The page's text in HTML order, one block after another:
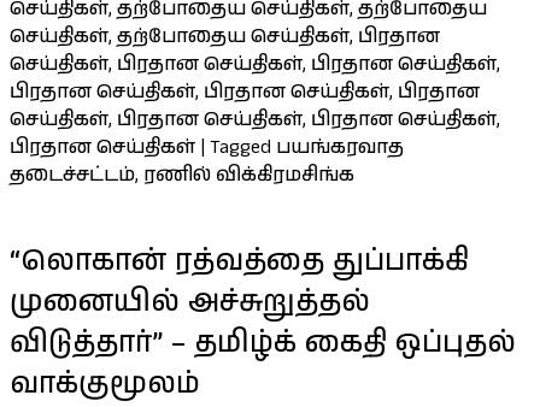
செய்திகள், தற்போதைய செய்திகள், தற்போதைய
செய்திகள், தற்போதைய செய்திகள், பிரதான
செய்திகள், பிரதான செய்திகள், பிரதான செய்திகள்,
பிரதான செய்திகள், பிரதான செய்திகள், பிரதான
செய்திகள், பிரதான செய்திகள், பிரதான செய்திகள்,
பிரதான செய்திகள் | Tagged பயங்கரவாத
தடைச்சட்டம், ரணில் விக்கிரமசிங்க
“லொகான் ரத்வத்தை துப்பாக்கி
முனையில் அச்சுறுத்தல்
விடுத்தார்” – தமிழ்க் கைதி ஒப்புதல்
வாக்குமூலம்